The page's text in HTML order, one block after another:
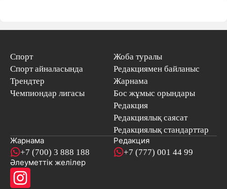
Спорт
Спорт айналасында
Трендтер
Чемпиондар лигасы
Жоба туралы
Редакциямен байланыс
Жарнама
Бос жұмыс орындары
Редакция
Редакциялық саясат
Редакциялық стандарттар
Жарнама
+7 (700) 3 888 188
Редакция
+7 (777) 001 44 99
Әлеуметтік желілер